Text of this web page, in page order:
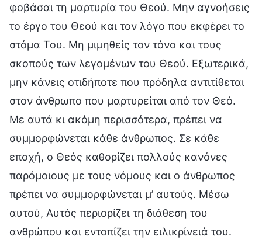
φοβάσαι τη μαρτυρία του Θεού. Μην αγνοήσεις
το έργο του Θεού και τον λόγο που εκφέρει το
στόμα Του. Μη μιμηθείς τον τόνο και τους
σκοπούς των λεγομένων του Θεού. Εξωτερικά,
μην κάνεις οτιδήποτε που πρόδηλα αντιτίθεται
στον άνθρωπο που μαρτυρείται από τον Θεό.
Με αυτά κι ακόμη περισσότερα, πρέπει να
συμμορφώνεται κάθε άνθρωπος. Σε κάθε
εποχή, ο Θεός καθορίζει πολλούς κανόνες
παρόμοιους με τους νόμους και ο άνθρωπος
πρέπει να συμμορφώνεται μ’ αυτούς. Μέσω
αυτού, Αυτός περιορίζει τη διάθεση του
ανθρώπου και εντοπίζει την ειλικρίνειά του.